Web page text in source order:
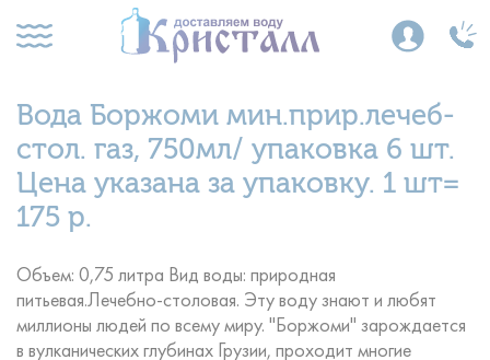
Вода Боржоми мин.прир.лечеб-
стол. газ, 750мл/ упаковка 6 шт.
Цена указана за упаковку. 1 шт=
175 р.
Объем: 0,75 литра Вид воды: природная
питьевая.Лечебно-столовая. Эту воду знают и любят
миллионы людей по всему миру. "Боржоми" зарождается
в вулканических глубинах Грузии, проходит многие